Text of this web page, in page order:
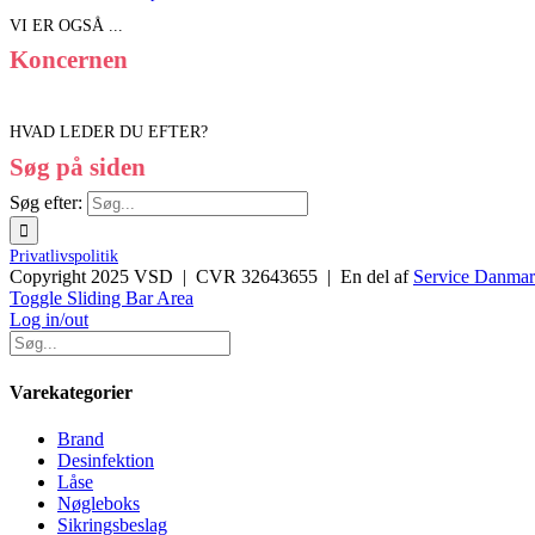
VI ER OGSÅ ...
Koncernen
HVAD LEDER DU EFTER?
Søg på siden
Søg efter:
Privatlivspolitik
Copyright 2025 VSD | CVR 32643655 | En del af Service
Toggle Sliding Bar Area
Log in/out
Varekategorier
Brand
Desinfektion
Låse
Nøgleboks
Sikringsbeslag